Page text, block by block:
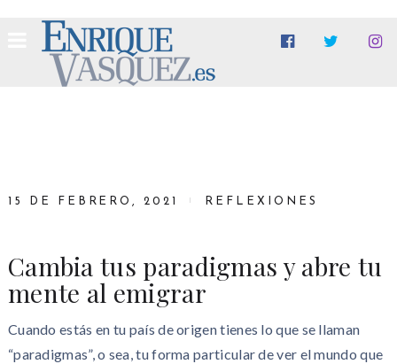
15 DE FEBRERO, 2021 REFLEXIONES
Cambia tus paradigmas y abre tu
mente al emigrar
Cuando estás en tu país de origen tienes lo que se llaman
“paradigmas”, o sea, tu forma particular de ver el mundo que